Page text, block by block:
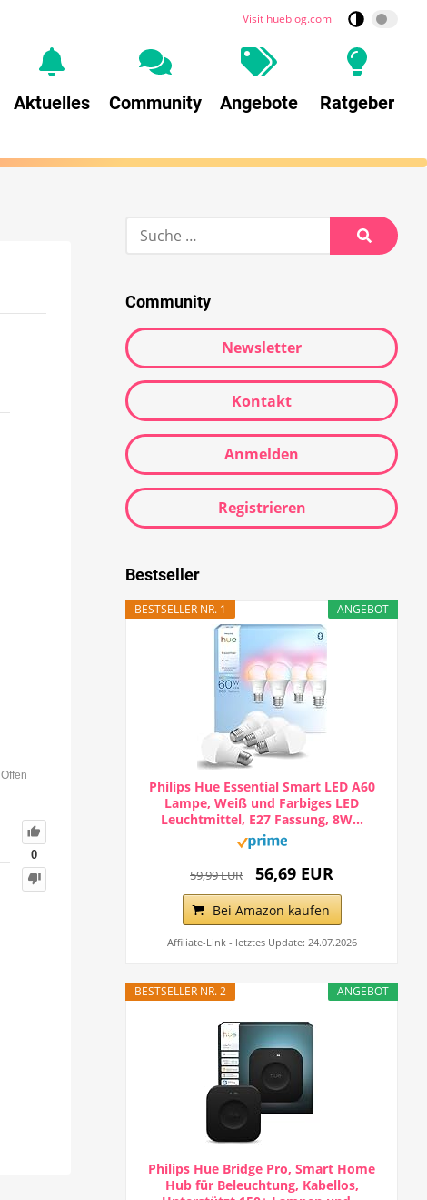
Visit hueblog.com
Aktuelles Community Angebote Ratgeber
Offen
0
Community
Newsletter
Kontakt
Anmelden
Registrieren
Bestseller
ANGEBOT
BESTSELLER NR. 1
Philips Hue Essential Smart LED A60
Lampe, Weiß und Farbiges LED
Leuchtmittel, E27 Fassung, 8W...
59,99 EUR 56,69 EUR
Bei Amazon kaufen
Affiliate-Link - letztes Update: 24.07.2026
ANGEBOT
BESTSELLER NR. 2
Philips Hue Bridge Pro, Smart Home
Hub für Beleuchtung, Kabellos,